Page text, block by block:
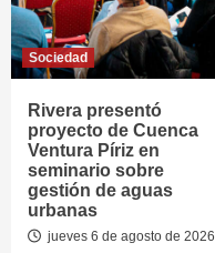
Sociedad
Rivera presentó
proyecto de Cuenca
Ventura Píriz en
seminario sobre
gestión de aguas
urbanas
jueves 6 de agosto de 2026